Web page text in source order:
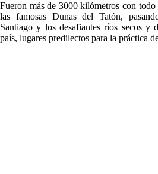
Fueron más de 3000 kilómetros con todo
las famosas Dunas del Tatón,
Santiago y los desafiantes ríos secos y
país, lugares predilectos para la práctica